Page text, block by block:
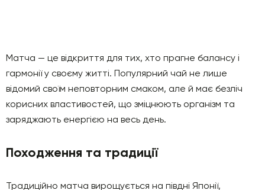
Матча — це відкриття для тих, хто прагне балансу і
гармонії у своєму житті. Популярний чай не лише
відомий своїм неповторним смаком, але й має безліч
корисних властивостей, що зміцнюють організм та
заряджають енергією на весь день.
Походження та традиції
Традиційно матча вирощується на півдні Японії,